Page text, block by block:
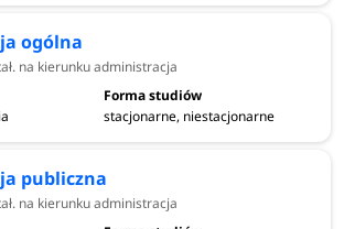
ogólna
na kierunku administracja
stacjonarne, niestacjonarne
publiczna
na kierunku administracja